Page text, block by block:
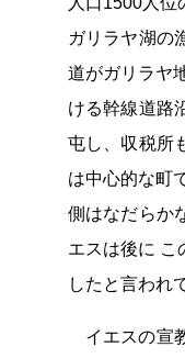
ガリラヤ湖の
道がガリラヤ
ける幹線道路
屯し、収税所
は中心的な町
側はなだらか
エスは後に こ
したと言われ
イエスの宣